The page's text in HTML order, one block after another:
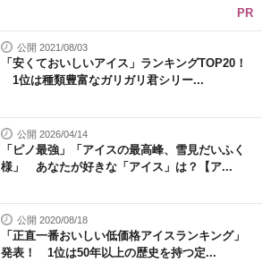
PR
公開 2021/08/03
「安くておいしいアイス」ランキングTOP20！
1位は種類豊富なガリガリ君シリー...
公開 2026/04/14
「ピノ最強」「アイスの最高峰、雪見だいふく
様」 あなたが好きな「アイス」は？【ア...
公開 2020/08/18
「正直一番おいしい低価格アイスランキング」
発表！ 1位は50年以上の歴史を持つ定...